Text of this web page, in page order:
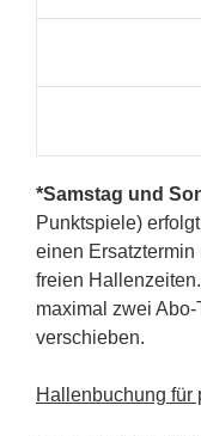
*Samstag und
Punktspiele)
einen Ersatztermin
freien
maximal zwei
verschieben.
Hallenbuchung für